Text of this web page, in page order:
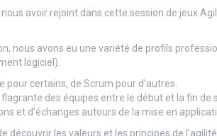
avoir rejoint dans cette session de jeux
nous avons eu une variété de profils
logiciel).
pour certains, de Scrum pour d'autres.
des équipes entre le début et la fin de
et d'échanges autours de la mise en
découvrir les valeurs et les principes de